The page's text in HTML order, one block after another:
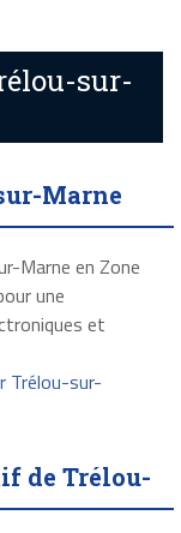
sur-
Marne
Marne en Zone
une
et
Trélou-sur-
de Trélou-